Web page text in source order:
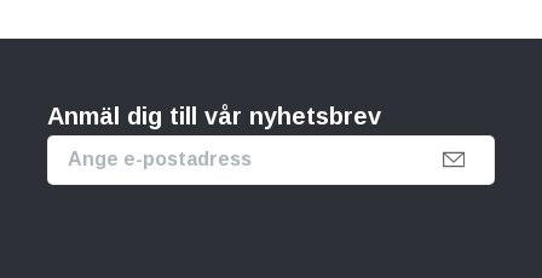
Anmäl dig till vår nyhetsbrev